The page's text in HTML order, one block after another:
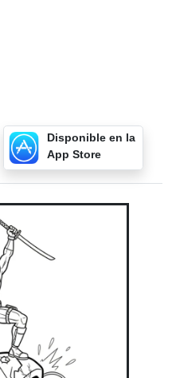
Disponible en la
App Store